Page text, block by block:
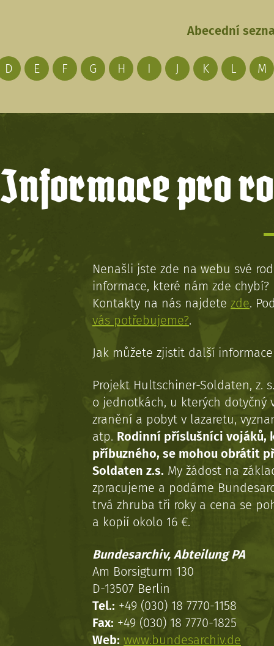
Abecední
D E F G H I J K L M
Informace pro
Nenašli jste zde na webu své
informace, které nám zde
Kontakty na nás najdete zde.
vás potřebujeme?.
Jak můžete zjistit další
Projekt Hultschiner-Soldaten, z.
o jednotkách, u kterých dotyčný
zranění a pobyt v lazaretu,
atp. Rodinní příslušníci vojáků,
příbuzného, se mohou obrátit
Soldaten z.s. My žádost na
zpracujeme a podáme
trvá zhruba tři roky a cena se
a kopií okolo 16 €.
Bundesarchiv, Abteilung PA
Am Borsigturm 130
D-13507 Berlin
Tel.: +49 (030) 18 7770-1158
Fax: +49 (030) 18 7770-1825
Web: www.bundesarchiv.de